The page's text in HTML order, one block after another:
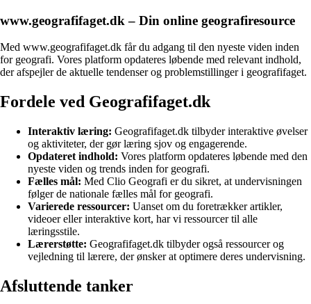
www.geografifaget.dk – Din online geografiresource
Med www.geografifaget.dk får du adgang til den nyeste viden inden
for geografi. Vores platform opdateres løbende med relevant indhold,
der afspejler de aktuelle tendenser og problemstillinger i geografifaget.
Fordele ved Geografifaget.dk
Interaktiv læring: Geografifaget.dk tilbyder interaktive øvelser
og aktiviteter, der gør læring sjov og engagerende.
Opdateret indhold: Vores platform opdateres løbende med den
nyeste viden og trends inden for geografi.
Fælles mål: Med Clio Geografi er du sikret, at undervisningen
følger de nationale fælles mål for geografi.
Varierede ressourcer: Uanset om du foretrækker artikler,
videoer eller interaktive kort, har vi ressourcer til alle
læringsstile.
Lærerstøtte: Geografifaget.dk tilbyder også ressourcer og
vejledning til lærere, der ønsker at optimere deres undervisning.
Afsluttende tanker